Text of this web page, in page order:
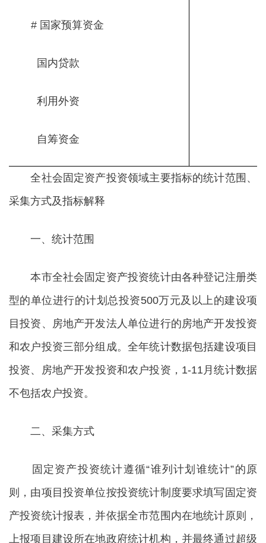
# 国家预算资金
国内贷款
利用外资
自筹资金
全社会固定资产投资领域主要指标的统计范围、
采集方式及指标解释
一、统计范围
本市全社会固定资产投资统计由各种登记注册类
型的单位进行的计划总投资500万元及以上的建设项
目投资、房地产开发法人单位进行的房地产开发投资
和农户投资三部分组成。全年统计数据包括建设项目
投资、房地产开发投资和农户投资，1-11月统计数据
不包括农户投资。
二、采集方式
固定资产投资统计遵循“谁列计划谁统计”的原
则，由项目投资单位按投资统计制度要求填写固定资
产投资统计报表，并依据全市范围内在地统计原则，
上报项目建设所在地政府统计机构，并最终通过超级